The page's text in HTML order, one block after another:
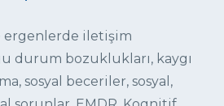
ergenlerde iletişim
durum bozuklukları, kaygı
sosyal beceriler, sosyal,